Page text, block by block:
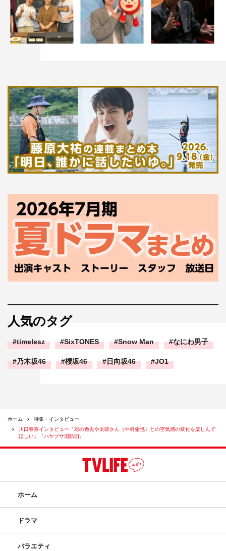
人気のタグ
timelesz SixTONES Snow Man なにわ男子
乃木坂46 櫻坂46 日向坂46 JO1
ホーム
特集・インタビュー
川口春奈インタビュー「彩の過去や太郎さん（中村倫也）との空気感の変化を楽しんで
ほしい」『ハヤブサ消防団』
ホーム
ドラマ
バラエティ